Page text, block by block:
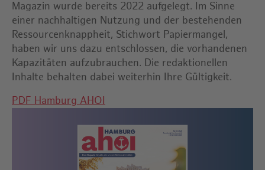
Magazin wurde bereits 2022 aufgelegt. Im Sinne
einer nachhaltigen Nutzung und der bestehenden
Ressourcenknappheit, Stichwort Papiermangel,
haben wir uns dazu entschlossen, die vorhandenen
Kapazitäten aufzubrauchen. Die redaktionellen
Inhalte behalten dabei weiterhin Ihre Gültigkeit.
PDF Hamburg AHOI